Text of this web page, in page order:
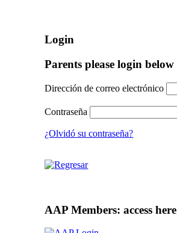
Login
Parents please login below
Dirección de correo electrónico
Contraseña
¿Olvidó su contraseña?
AAP Members: access here